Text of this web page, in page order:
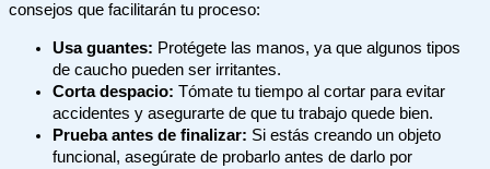
consejos que facilitarán tu proceso:
Usa guantes: Protégete las manos, ya que algunos tipos
de caucho pueden ser irritantes.
Corta despacio: Tómate tu tiempo al cortar para evitar
accidentes y asegurarte de que tu trabajo quede bien.
Prueba antes de finalizar: Si estás creando un objeto
funcional, asegúrate de probarlo antes de darlo por